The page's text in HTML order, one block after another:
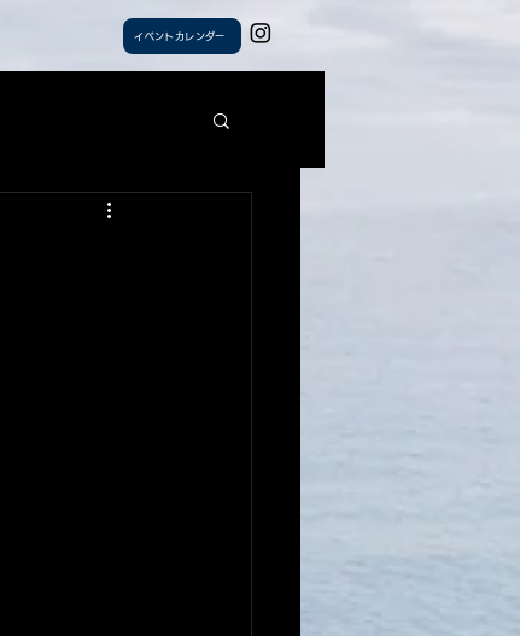
イベントカレンダー